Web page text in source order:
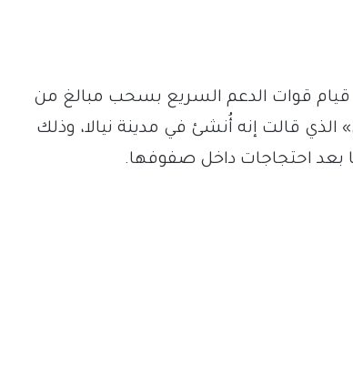
قوات الدعم السريع بسحب مبالغ من
قالت إنه أُنشئ في مدينة نيالا، وذلك
بعد احتجاجات داخل صفوفها.